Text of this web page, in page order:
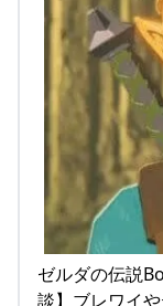
ゼルダの伝説
談】ブレワイ